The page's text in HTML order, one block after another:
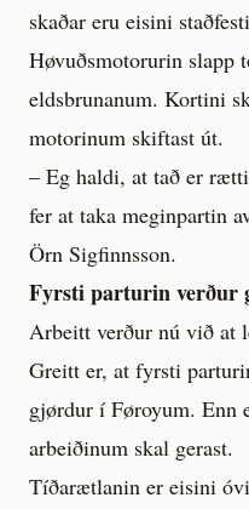
skaðar eru eisini
Høvuðsmotorurin
eldsbrunanum. Kortini
motorinum skiftast út.
– Eg haldi, at tað er
fer at taka meginpartin
Örn Sigfinnsson.
Fyrsti parturin verður
Arbeitt verður nú við at
Greitt er, at fyrsti
gjørdur í Føroyum. Enn
arbeiðinum skal gerast.
Tíðarætlanin er eisini